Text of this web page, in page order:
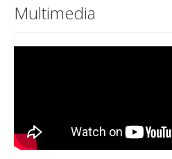
Multimedia